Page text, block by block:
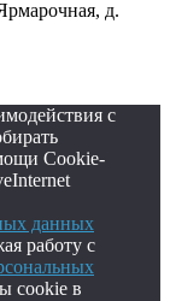
д.
с
Cookie-
данных
работу с
cookie в